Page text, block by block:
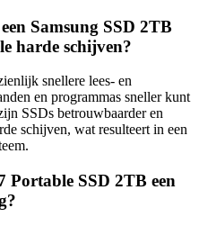
Samsung SSD 2TB
harde schijven?
snellere lees- en
en programmas sneller kunt
SSDs betrouwbaarder en
schijven, wat resulteert in een
Portable SSD 2TB een